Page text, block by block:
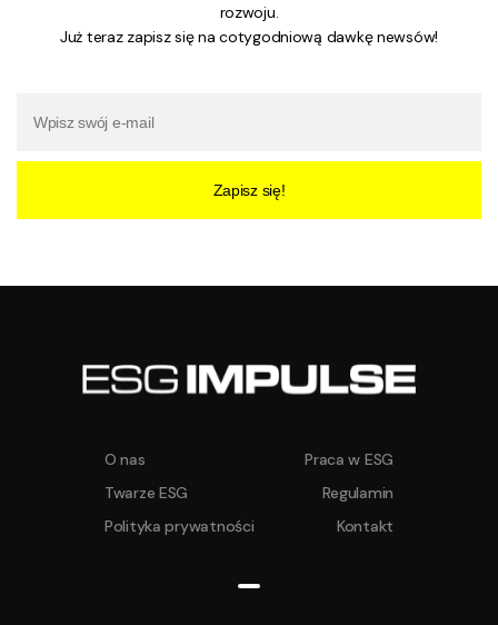
rozwoju.
Już teraz zapisz się na cotygodniową dawkę newsów!
Zapisz się!
O nas
Praca w ESG
Twarze ESG
Regulamin
Polityka prywatności
Kontakt